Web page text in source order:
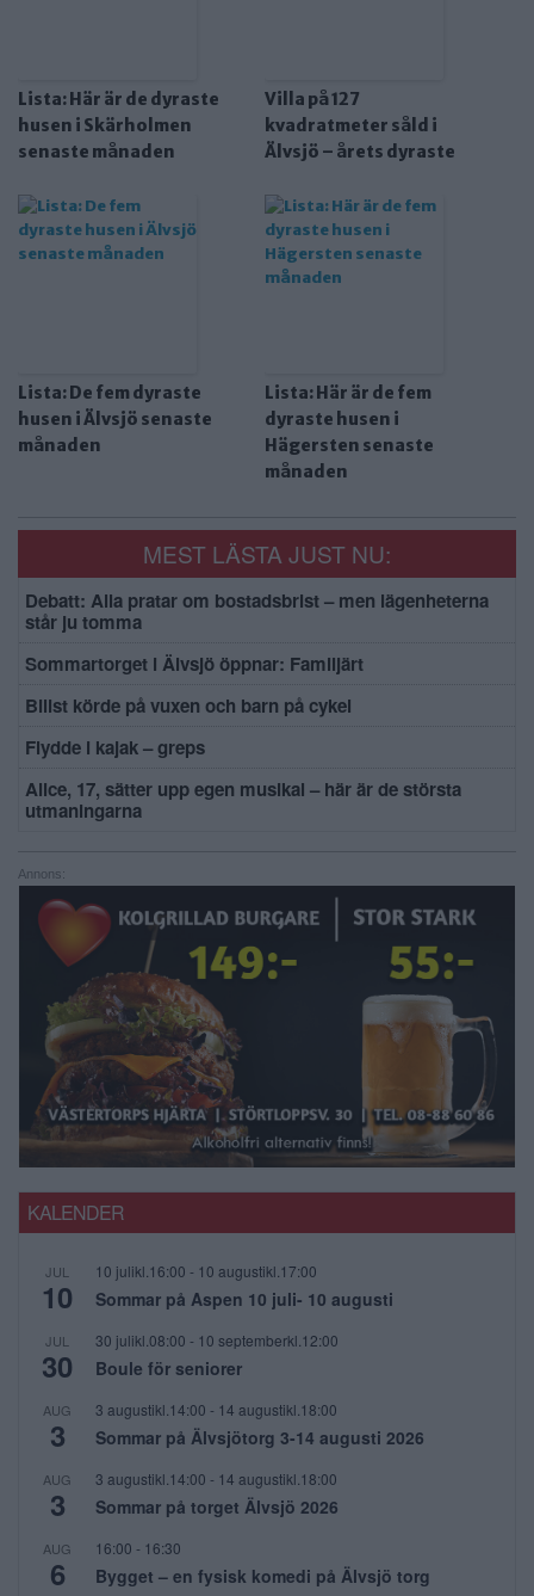
Lista: Här är de dyraste
husen i Skärholmen
senaste månaden
Villa på 127
kvadratmeter såld i
Älvsjö – årets dyraste
Lista: De fem dyraste
husen i Älvsjö senaste
månaden
Lista: Här är de fem
dyraste husen i
Hägersten senaste
månaden
MEST LÄSTA JUST NU:
Debatt: Alla pratar om bostadsbrist – men lägenheterna
står ju tomma
Sommartorget i Älvsjö öppnar: Familjärt
Bilist körde på vuxen och barn på cykel
Flydde i kajak – greps
Alice, 17, sätter upp egen musikal – här är de största
utmaningarna
Annons:
KALENDER
JUL
10
10 julikl.16:00 - 10 augustikl.17:00
Sommar på Aspen 10 juli- 10 augusti
JUL
30
30 julikl.08:00 - 10 septemberkl.12:00
Boule för seniorer
AUG
3
3 augustikl.14:00 - 14 augustikl.18:00
Sommar på Älvsjötorg 3-14 augusti 2026
AUG
3
3 augustikl.14:00 - 14 augustikl.18:00
Sommar på torget Älvsjö 2026
AUG
6
16:00 - 16:30
Bygget – en fysisk komedi på Älvsjö torg